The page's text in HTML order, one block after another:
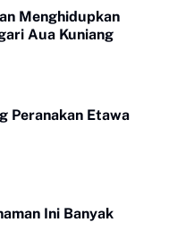
Menghidupkan
Aua Kuniang
Peranakan Etawa
Ini Banyak